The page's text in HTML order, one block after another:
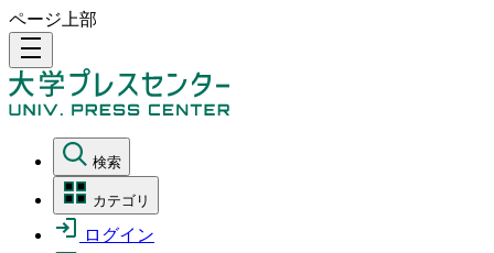
ページ上部
density_medium
検索
カテゴリ
ログイン